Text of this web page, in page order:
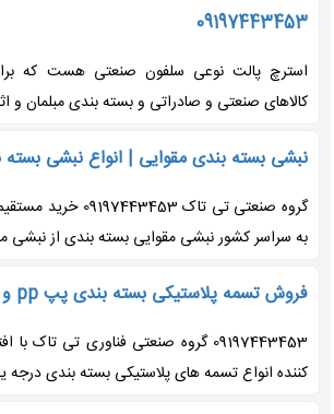
09197443453
استرچ پالت نوعی سلفون صنعتی هست که
کالاهای صنعتی و صادراتی و بسته بندی مبلمان و
نبشی بسته بندی مقوایی | انواع نبشی بسته
گروه صنعتی تی تاک
به سراسر کشور نبشی مقوایی بسته بندی از نبشی
فروش تسمه پلاستیکی بسته بندی پپ pp و پت pet
09197443453 گروه صنعتی فناوری تی تاک
کننده انواع تسمه های پلاستیکی بسته بندی